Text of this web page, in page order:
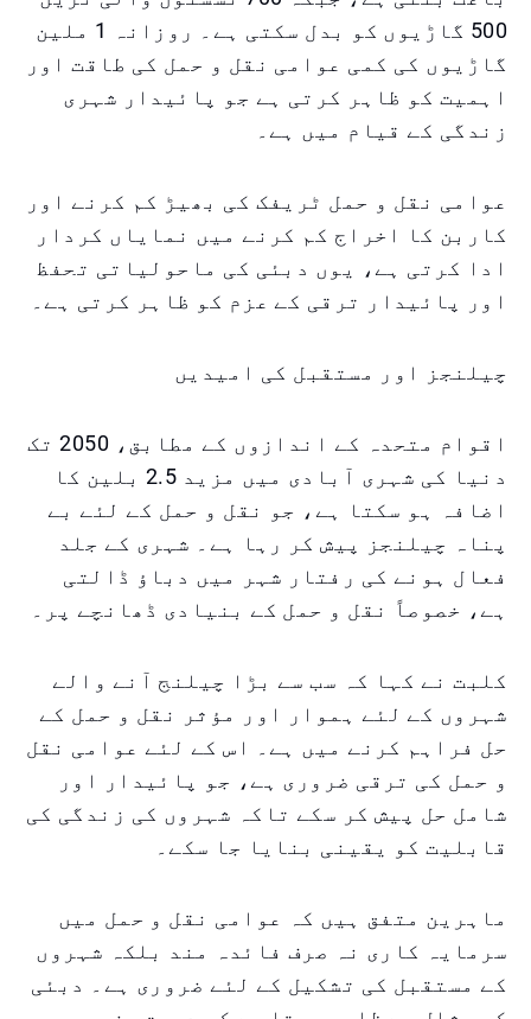
500 گاڑیوں کو بدل سکتی ہے۔ روزانہ 1 ملین
گاڑیوں کی کمی عوامی نقل و حمل کی طاقت اور
اہمیت کو ظاہر کرتی ہے جو پائیدار شہری
زندگی کے قیام میں ہے۔
عوامی نقل و حمل ٹریفک کی بھیڑ کم کرنے اور
کاربن کا اخراج کم کرنے میں نمایاں کردار
ادا کرتی ہے، یوں دبئی کی ماحولیاتی تحفظ
اور پائیدار ترقی کے عزم کو ظاہر کرتی ہے۔
چیلنجز اور مستقبل کی امیدیں
اقوام متحدہ کے اندازوں کے مطابق، 2050 تک
دنیا کی شہری آبادی میں مزید 2.5 بلین کا
اضافہ ہو سکتا ہے، جو نقل و حمل کے لئے بے
پناہ چیلنجز پیش کر رہا ہے۔ شہری کے جلد
فعال ہونے کی رفتار شہر میں دباؤ ڈالتی
ہے، خصوصاً نقل و حمل کے بنیادی ڈھانچے پر۔
کلبت نے کہا کہ سب سے بڑا چیلنج آنے والے
شہروں کے لئے ہموار اور مؤثر نقل و حمل کے
حل فراہم کرنے میں ہے۔ اس کے لئے عوامی نقل
و حمل کی ترقی ضروری ہے، جو پائیدار اور
شامل حل پیش کر سکے تاکہ شہروں کی زندگی کی
قابلیت کو یقینی بنایا جا سکے۔
ماہرین متفق ہیں کہ عوامی نقل و حمل میں
سرمایہ کاری نہ صرف فائدہ مند بلکہ شہروں
کے مستقبل کی تشکیل کے لئے ضروری ہے۔ دبئی